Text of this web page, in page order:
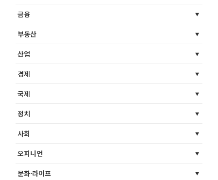
금융
부동산
산업
경제
국제
정치
사회
오피니언
문화·라이프